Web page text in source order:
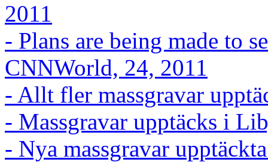
2011
- Plans are being made to
CNNWorld, 24, 2011
- Allt fler massgravar
- Massgravar upptäcks i
- Nya massgravar